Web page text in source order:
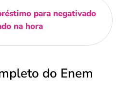
para negativado
na hora
do Enem